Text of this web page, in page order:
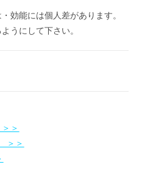
効能には個人差があります。
うにして下さい。
＞
＞＞